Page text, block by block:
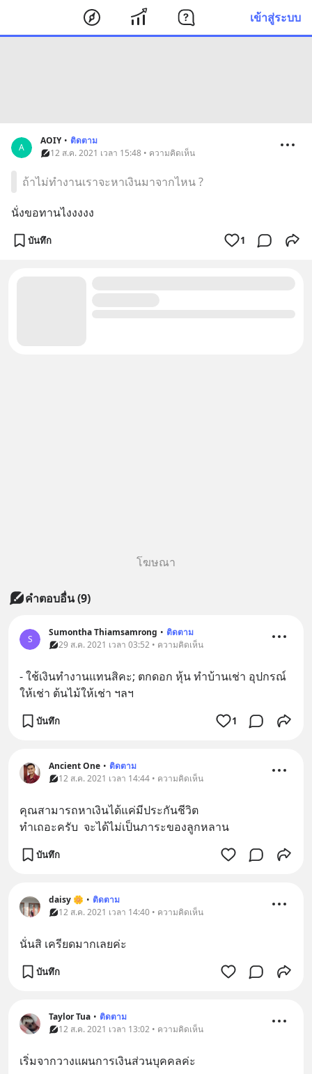
เข้าสู่ระบบ
A
AOIY • ติดตาม
12 ส.ค. 2021 เวลา 15:48 • ความคิดเห็น
ถ้าไม่ทำงานเราจะหาเงินมาจากไหน ?
นั่งขอทานไงงงงง
บันทึก 1
โฆษณา
คำตอบอื่น(9)
S
Sumontha Thiamsamrong • ติดตาม
29 ส.ค. 2021 เวลา 03:52 • ความคิดเห็น
- ใช้เงินทำงานแทนสิคะ; ตกดอก หุ้น ทำบ้านเช่า อุปกรณ์
ให้เช่า ต้นไม้ให้เช่า ฯลฯ
บันทึก 1
Ancient One • ติดตาม
12 ส.ค. 2021 เวลา 14:44 • ความคิดเห็น
คุณสามารถหาเงินได้แค่มีประกันชีวิต
ทำเถอะครับ  จะได้ไม่เป็นภาระของลูกหลาน
บันทึก
daisy 🌼 • ติดตาม
12 ส.ค. 2021 เวลา 14:40 • ความคิดเห็น
นั่นสิ เครียดมากเลยค่ะ
บันทึก
Taylor Tua • ติดตาม
12 ส.ค. 2021 เวลา 13:02 • ความคิดเห็น
เริ่มจากวางแผนการเงินส่วนบุคคลค่ะ